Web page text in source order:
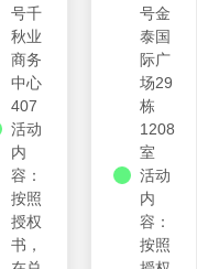
号千
秋业
商务
中心
407
活动
内
容：
按照
授权
书，
号金
泰国
际广
场29
栋
1208
室
活动
内
容：
按照